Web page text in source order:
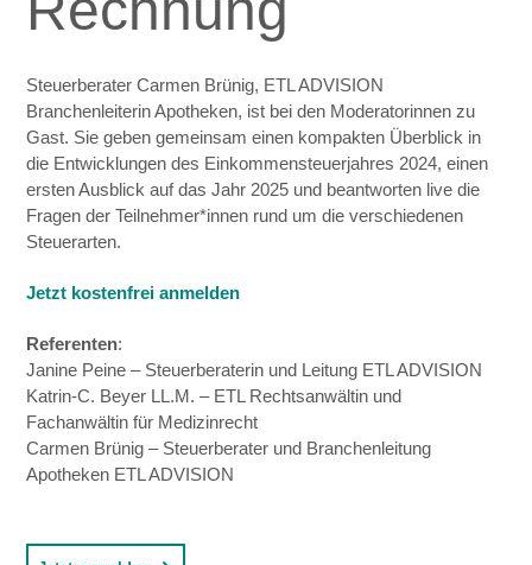
Steuerberater Carmen Brünig, ETL ADVISION
Branchenleiterin Apotheken, ist bei den Moderatorinnen zu
Gast. Sie geben gemeinsam einen kompakten Überblick in
die Entwicklungen des Einkommensteuerjahres 2024, einen
ersten Ausblick auf das Jahr 2025 und beantworten live die
Fragen der Teilnehmer*innen rund um die verschiedenen
Steuerarten.
Jetzt kostenfrei anmelden
Referenten:
Janine Peine – Steuerberaterin und Leitung ETL ADVISION
Katrin-C. Beyer LL.M. – ETL Rechtsanwältin und
Fachanwältin für Medizinrecht
Carmen Brünig – Steuerberater und Branchenleitung
Apotheken ETL ADVISION